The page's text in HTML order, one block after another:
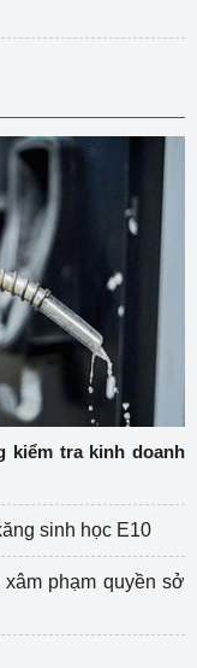
kiểm tra kinh doanh
sinh học E10
phạm quyền sở